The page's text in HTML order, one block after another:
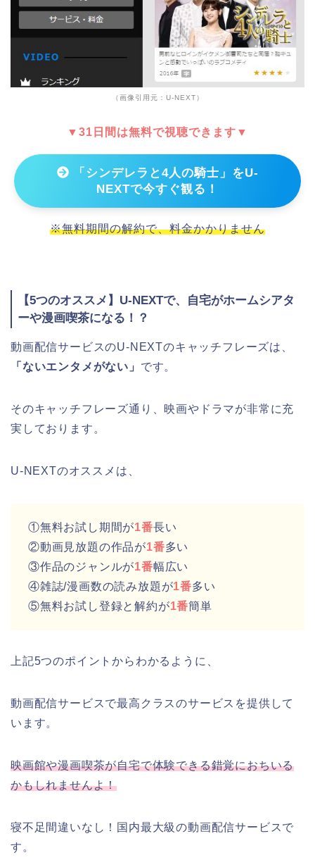
（画像引用元：U-NEXT）
▼31日間は無料で視聴できます▼
「シンデレラと4人の騎士」をU-
NEXTで今すぐ観る！
※無料期間の解約で、料金かかりません
【5つのオススメ】U-NEXTで、自宅がホームシアタ
ーや漫画喫茶になる！？
動画配信サービスのU-NEXTのキャッチフレーズは、
「ないエンタメがない」 です。
そのキャッチフレーズ通り、映画やドラマが非常に充
実しております。
U-NEXTのオススメは、
①無料お試し期間が1番長い
②動画見放題の作品が1番多い
③作品のジャンルが1番幅広い
④雑誌/漫画数の読み放題が1番多い
⑤無料お試し登録と解約が1番簡単
上記5つのポイントからわかるように、
動画配信サービスで最高クラスのサービスを提供して
います。
映画館や漫画喫茶が自宅で体験できる錯覚におちいる
かもしれませんよ！
寝不足間違いなし！国内最大級の動画配信サービスで
す。